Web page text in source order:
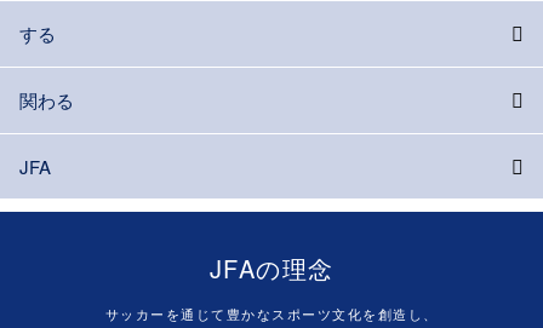
する
関わる
JFA
JFAの理念
サッカーを通じて豊かなスポーツ文化を創造し、